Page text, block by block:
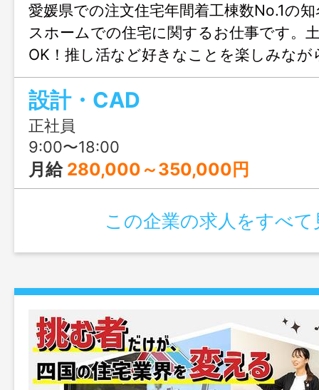
愛媛県での注文住宅年間着工棟数No.1の
スホームでの住宅に関するお仕事です。
OK！推し活など好きなことを楽しみな
きます♪結婚や出産のタイミングでも安心
も充実！人生設計が変わっても安定して
リアチェンジしてみませんか？職場見学
ます！
設計・CAD
正社員
9:00〜18:00
月給 280,000～350,000円
この企業の求人をすべて